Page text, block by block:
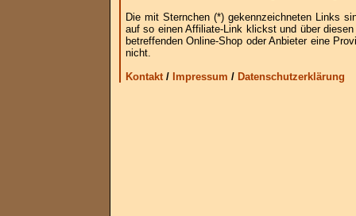
Die mit Sternchen (*) gekennzeichneten Links
auf so einen Affiliate-Link klickst und über
betreffenden Online-Shop oder Anbieter eine
nicht.
Kontakt/ Impressum / Datenschutzerklärung